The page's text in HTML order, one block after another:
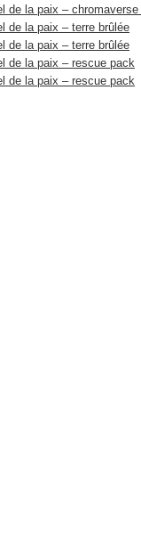
de la paix –
de la paix – terre brûlée
de la paix – terre brûlée
de la paix – rescue pack
de la paix – rescue pack